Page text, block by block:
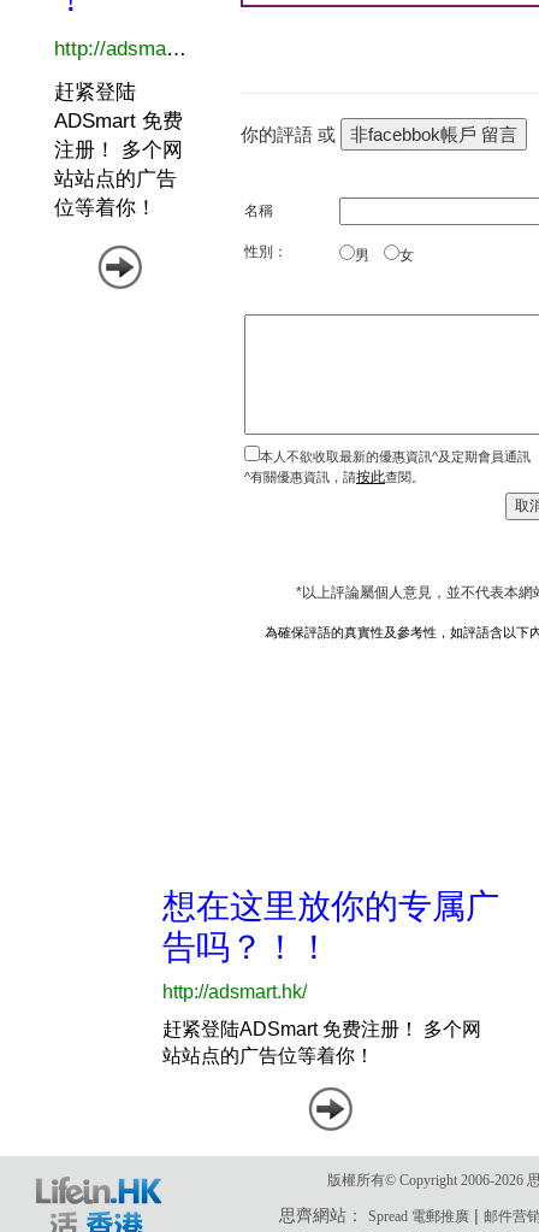
你的評語 或
名稱
性別： 男 女
本人不欲收取最新的優惠資訊^及定期會員通訊
^有關優惠資訊，請按此查閱。
*以上評論屬個人意見，並不代表本
為確保評語的真實性及參考性，如評語含以下
版權所有© Copyright 2006-2026
思齊網站：Spread 電郵推廣 |邮件营